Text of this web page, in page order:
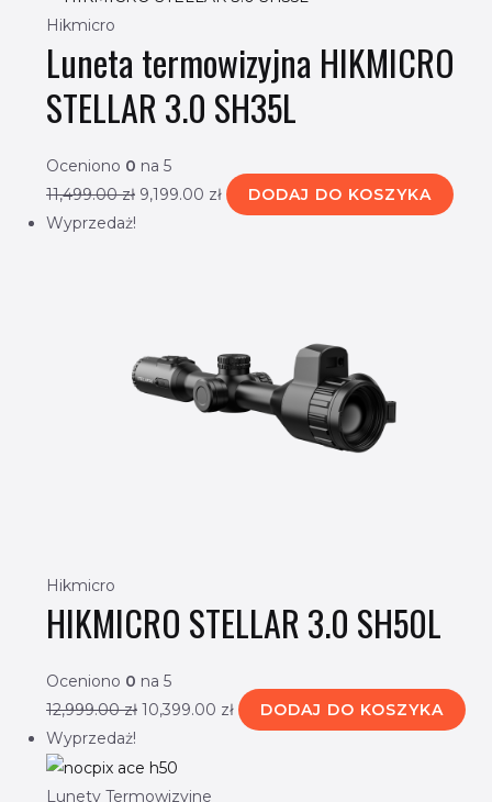
Hikmicro
Luneta termowizyjna HIKMICRO
STELLAR 3.0 SH35L
Oceniono 0 na 5
11,499.00zł 9,199.00 zł
DODAJ DO KOSZYKA
Wyprzedaż!
Hikmicro
HIKMICRO STELLAR 3.0 SH50L
Oceniono 0 na 5
12,999.00zł 10,399.00 zł
DODAJ DO KOSZYKA
Wyprzedaż!
Lunety Termowizyjne